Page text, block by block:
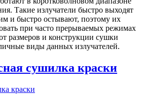
Такие излучатели быстро выходят
и быстро остывают, поэтому их
при часто прерываемых режимах
размеров и конструкции сушки
виды данных излучателей.
сушилка краски